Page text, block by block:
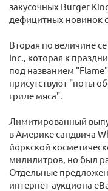
закусочных Burger
дефицитных новинок
Вторая по величине
Inc., которая к
под названием
присутствуют "ноты
гриле мяса".
Лимитированный
в Америке сандвича
йоркской
милилитров, но был
Отдельные
интернет-аукциона